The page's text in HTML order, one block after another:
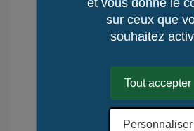
Des airs de blues
Lacrouts, à la césure
timbre rare et puissant.
Perfectionniste, le brio
guitares ne fait qu'un
sur ceux que
souhaitez
Tout accepter
Personnaliser